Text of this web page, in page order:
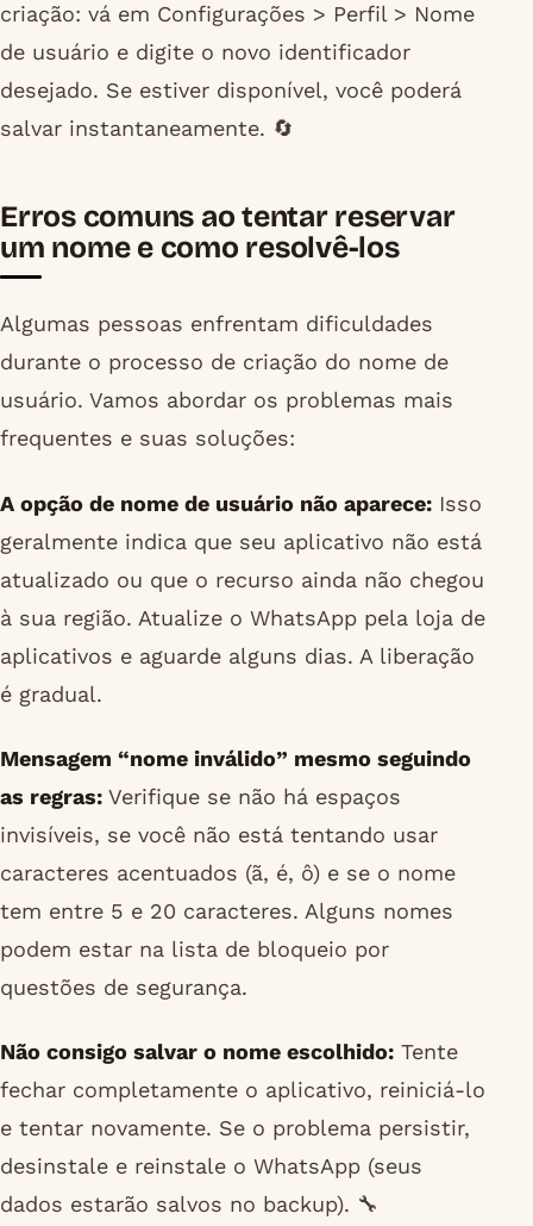
criação: vá em Configurações > Perfil > Nome
de usuário e digite o novo identificador
desejado. Se estiver disponível, você poderá
salvar instantaneamente. 🔄
Erros comuns ao tentar reservar
um nome e como resolvê-los
Algumas pessoas enfrentam dificuldades
durante o processo de criação do nome de
usuário. Vamos abordar os problemas mais
frequentes e suas soluções:
A opção de nome de usuário não aparece: Isso
geralmente indica que seu aplicativo não está
atualizado ou que o recurso ainda não chegou
à sua região. Atualize o WhatsApp pela loja de
aplicativos e aguarde alguns dias. A liberação
é gradual.
Mensagem “nome inválido” mesmo seguindo
as regras: Verifique se não há espaços
invisíveis, se você não está tentando usar
caracteres acentuados (ã, é, ô) e se o nome
tem entre 5 e 20 caracteres. Alguns nomes
podem estar na lista de bloqueio por
questões de segurança.
Não consigo salvar o nome escolhido: Tente
fechar completamente o aplicativo, reiniciá-lo
e tentar novamente. Se o problema persistir,
desinstale e reinstale o WhatsApp (seus
dados estarão salvos no backup). 🔧